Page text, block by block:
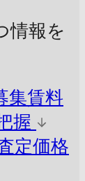
情報を
集賃料
握
定価格